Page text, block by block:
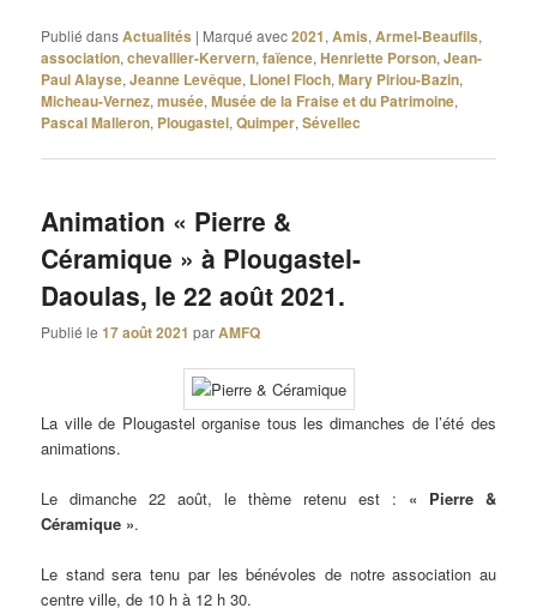
Publié dansActualités | Marqué avec2021,Amis,Armel-Beaufils,
association,chevallier-Kervern,faïence,Henriette Porson,Jean-
Paul Alayse,Jeanne Levêque, Lionel Floch,Mary Piriou-Bazin,
Micheau-Vernez,musée,Musée de la Fraise et du Patrimoine,
Pascal Malleron, Plougastel,Quimper,Sévellec
Animation « Pierre &
Céramique » à Plougastel-
Daoulas, le 22 août 2021.
Publié le17 août 2021 parAMFQ
La ville de Plougastel organise tous les dimanches de l’été des
animations.
Le dimanche 22 août, le thème retenu est : « Pierre &
Céramique ».
Le stand sera tenu par les bénévoles de notre association au
centre ville, de 10 h à 12 h 30.